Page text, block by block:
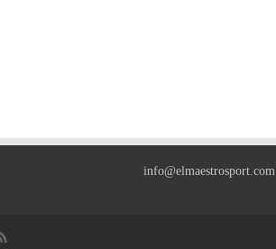
info@elmaestrosport.com